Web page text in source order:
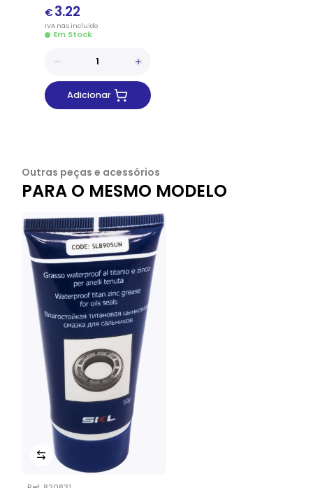
€ 3.22
IVAnãoincluído
Em Stock
Adicionar
Outras peças e acessórios
PARA O MESMO MODELO